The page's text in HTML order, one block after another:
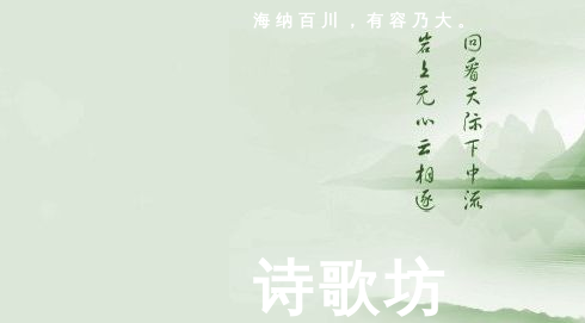
诗歌坊
海纳百川，有容乃大。